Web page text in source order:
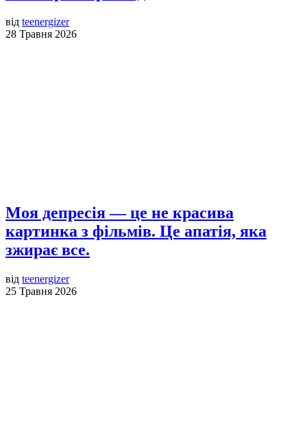
від teenergizer
28 Травня 2026
Моя депресія — це не красива
картинка з фільмів. Це апатія, яка
зжирає все.
від teenergizer
25 Травня 2026